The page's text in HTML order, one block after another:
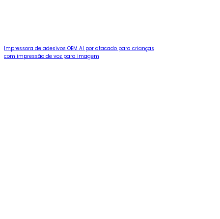
Impressora de adesivos OEM AI por atacado para crianças
com impressão de voz para imagem